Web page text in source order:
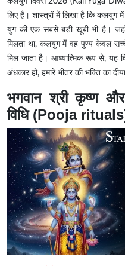
लिए है। शास्त्रों में लिखा है कि कलयुग
युग की एक सबसे बड़ी खूबी भी है।
मिलता था, कलयुग में वह पुण्य केवल
मिल जाता है। आध्यात्मिक रूप से, यह
अंधकार हो, हमारे भीतर की भक्ति का
भगवान श्री कृष्ण
विधि (Pooja